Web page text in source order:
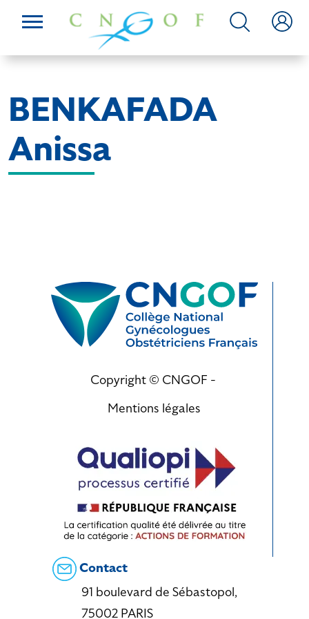
BENKAFADA
Anissa
Copyright © CNGOF -
Mentions légales
Contact
91 boulevard de Sébastopol,
75002 PARIS